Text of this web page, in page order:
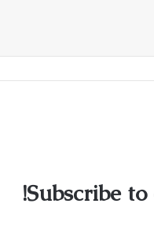
Subscribe